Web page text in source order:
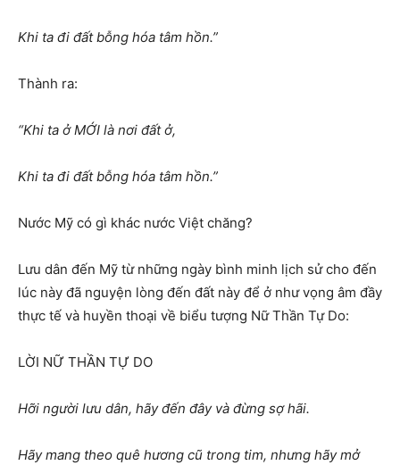
Khi ta đi đất bỗng hóa tâm hồn.”
Thành ra:
“Khi ta ở MỚI là nơi đất ở,
Khi ta đi đất bỗng hóa tâm hồn.”
Nước Mỹ có gì khác nước Việt chăng?
Lưu dân đến Mỹ từ những ngày bình minh lịch sử cho đến
lúc này đã nguyện lòng đến đất này để ở như vọng âm đầy
thực tế và huyền thoại về biểu tượng Nữ Thần Tự Do:
LỜI NỮ THẦN TỰ DO
Hỡi người lưu dân, hãy đến đây và đừng sợ hãi.
Hãy mang theo quê hương cũ trong tim, nhưng hãy mở